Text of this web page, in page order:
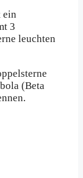
ein
3
leuchten
(Beta